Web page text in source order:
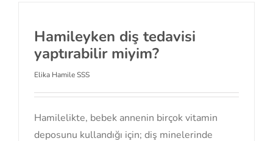
Hamileyken diş tedavisi
yaptırabilir miyim?
Elika Hamile SSS
Hamilelikte, bebek annenin birçok vitamin
deposunu kullandığı için; diş minelerinde